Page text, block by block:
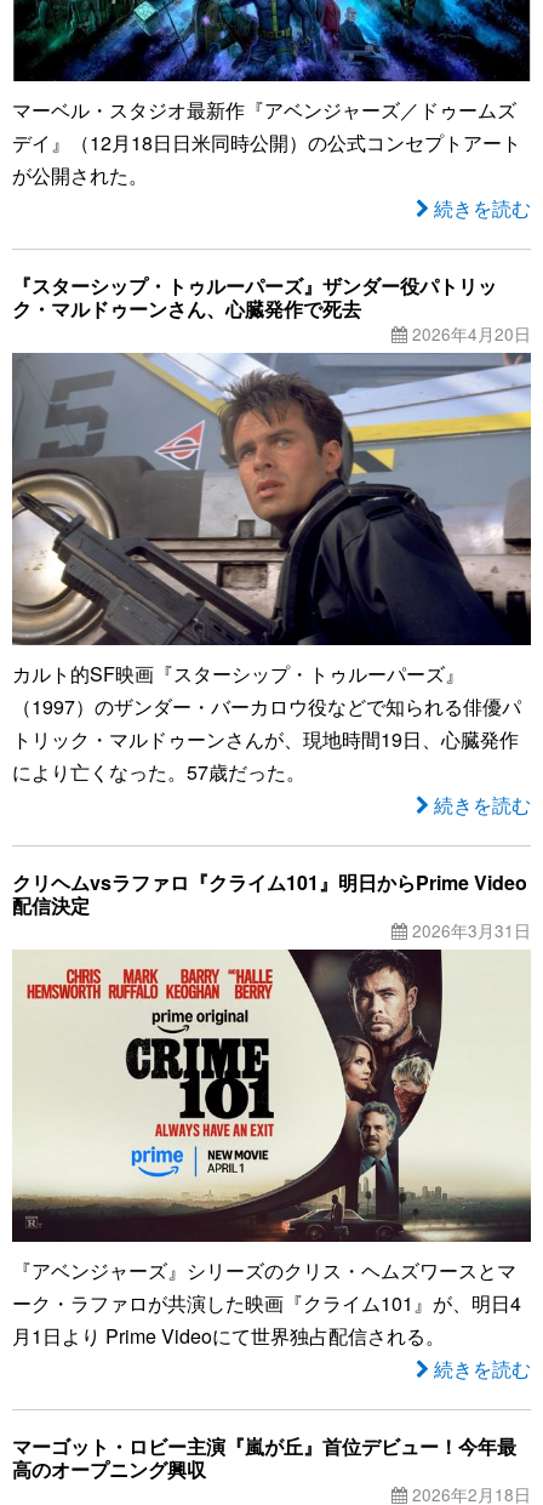
マーベル・スタジオ最新作『アベンジャーズ／ドゥームズ
デイ』（12月18日日米同時公開）の公式コンセプトアート
が公開された。
続きを読む
『スターシップ・トゥルーパーズ』ザンダー役パトリッ
ク・マルドゥーンさん、心臓発作で死去
2026年4月20日
カルト的SF映画『スターシップ・トゥルーパーズ』
（1997）のザンダー・バーカロウ役などで知られる俳優パ
トリック・マルドゥーンさんが、現地時間19日、心臓発作
により亡くなった。57歳だった。
続きを読む
クリヘムvsラファロ『クライム101』明日からPrime Video
配信決定
2026年3月31日
『アベンジャーズ』シリーズのクリス・ヘムズワースとマ
ーク・ラファロが共演した映画『クライム101』が、明日4
月1日より Prime Videoにて世界独占配信される。
続きを読む
マーゴット・ロビー主演『嵐が丘』首位デビュー！今年最
高のオープニング興収
2026年2月18日